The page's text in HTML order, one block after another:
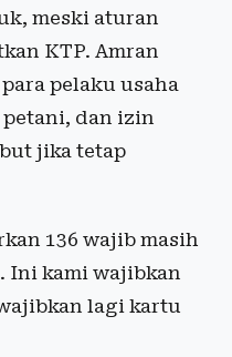
meski aturan
KTP. Amran
pelaku usaha
dan izin
jika tetap
136 wajib masih
Ini kami wajibkan
lagi kartu